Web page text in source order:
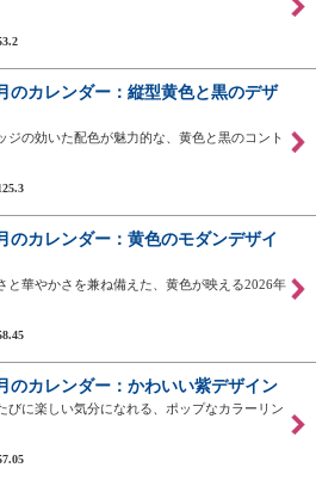
のカレンダー：縦型黄色と黒のデザ
ジの効いた配色が魅力的な、黄色と黒のコント
のカレンダー：黄色のモダンデザイ
と華やかさを兼ね備えた、黄色が映える2026年
のカレンダー：かわいい紫デザイン
びに楽しい気分になれる、ポップなカラーリン